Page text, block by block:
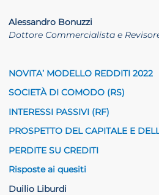
Alessandro Bonuzzi
Dottore Commercialista e
NOVITA’ MODELLO REDDITI 2022
SOCIETÀ DI COMODO (RS)
INTERESSI PASSIVI (RF)
PROSPETTO DEL CAPITALE E
PERDITE SU CREDITI
Risposte ai quesiti
Duilio Liburdi